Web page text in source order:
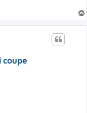
coupe